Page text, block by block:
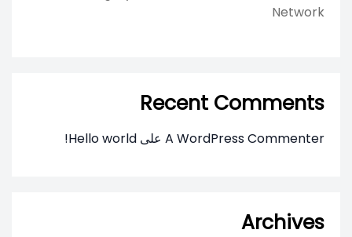
Network
Recent Comments
A WordPress Commenter على Hello world!
Archives